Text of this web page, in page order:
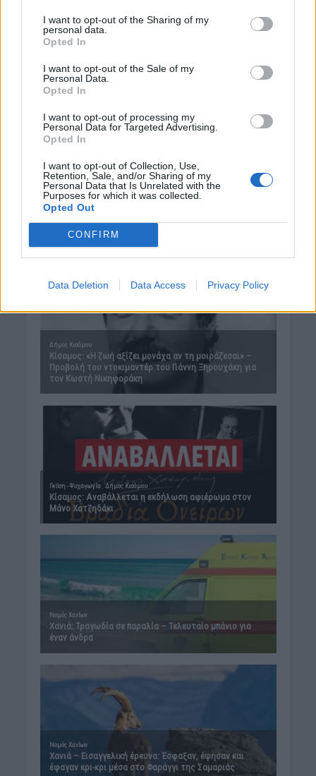
I want to opt-out of the Sharing of my
personal data.
Opted In
I want to opt-out of the Sale of my
Personal Data.
Opted In
I want to opt-out of processing my
Personal Data for Targeted Advertising.
Opted In
I want to opt-out of Collection, Use,
Retention, Sale, and/or Sharing of my
Personal Data that Is Unrelated with the
Purposes for which it was collected.
Opted Out
CONFIRM
Data Deletion Data Access Privacy Policy